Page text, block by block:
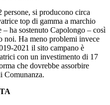
si producono circa
top di gamma a marchio
ha sostenuto Capolongo – così
noi. Ha meno problemi invece
2021 il sito campano è
con un investimento di 17
che dovrebbe assorbire
Comunanza.